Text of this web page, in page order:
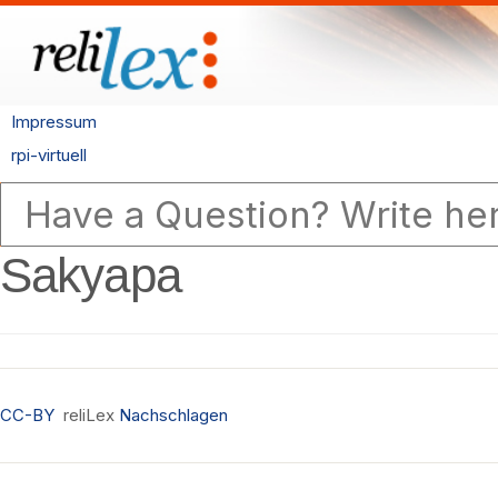
Impressum
rpi-virtuell
Sakyapa
CC-BY reliLex Nachschlagen